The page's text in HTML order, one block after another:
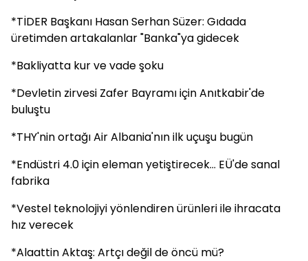
*TİDER Başkanı Hasan Serhan Süzer: Gıdada
üretimden artakalanlar "Banka"ya gidecek
*Bakliyatta kur ve vade şoku
*Devletin zirvesi Zafer Bayramı için Anıtkabir'de
buluştu
*THY'nin ortağı Air Albania'nın ilk uçuşu bugün
*Endüstri 4.0 için eleman yetiştirecek... EÜ'de sanal
fabrika
*Vestel teknolojiyi yönlendiren ürünleri ile ihracata
hız verecek
*Alaattin Aktaş: Artçı değil de öncü mü?